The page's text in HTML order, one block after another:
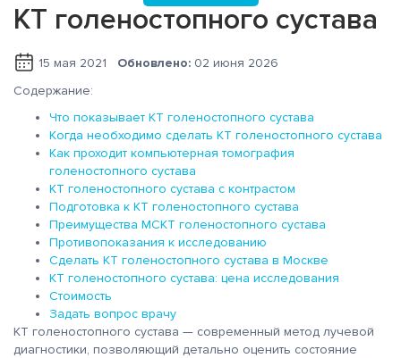
КТ голеностопного сустава
15 мая 2021 Обновлено: 02 июня 2026
Содержание:
Что показывает КТ голеностопного сустава
Когда необходимо сделать КТ голеностопного сустава
Как проходит компьютерная томография
голеностопного сустава
КТ голеностопного сустава с контрастом
Подготовка к КТ голеностопного сустава
Преимущества МСКТ голеностопного сустава
Противопоказания к исследованию
Сделать КТ голеностопного сустава в Москве
КТ голеностопного сустава: цена исследования
Стоимость
Задать вопрос врачу
КТ голеностопного сустава — современный метод лучевой
диагностики, позволяющий детально оценить состояние